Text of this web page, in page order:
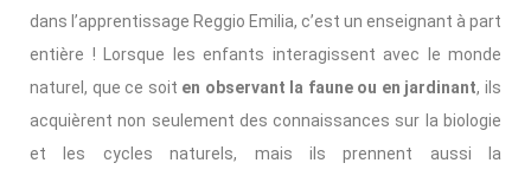
dans l’apprentissage Reggio Emilia, c’est un enseignant à part
entière ! Lorsque les enfants interagissent avec le monde
naturel, que ce soit en observant la faune ou en jardinant, ils
acquièrent non seulement des connaissances sur la biologie
et les cycles naturels, mais ils prennent aussi la